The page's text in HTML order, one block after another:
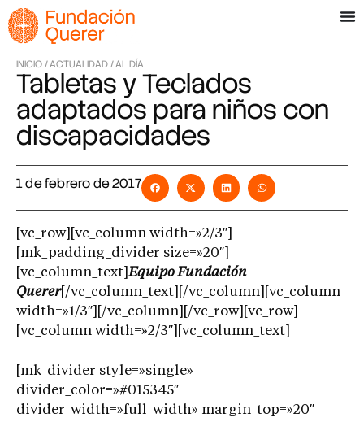
INICIO /ACTUALIDAD /AL DÍA
Tabletas y Teclados
adaptados para niños con
discapacidades
1 de febrero de 2017
[vc_row][vc_column width=»2/3″]
[mk_padding_divider size=»20″]
[vc_column_text]Equipo Fundación
Querer[/vc_column_text][/vc_column][vc_column
width=»1/3″][/vc_column][/vc_row][vc_row]
[vc_column width=»2/3″][vc_column_text]
[mk_divider style=»single»
divider_color=»#015345″
divider_width=»full_width» margin_top=»20″